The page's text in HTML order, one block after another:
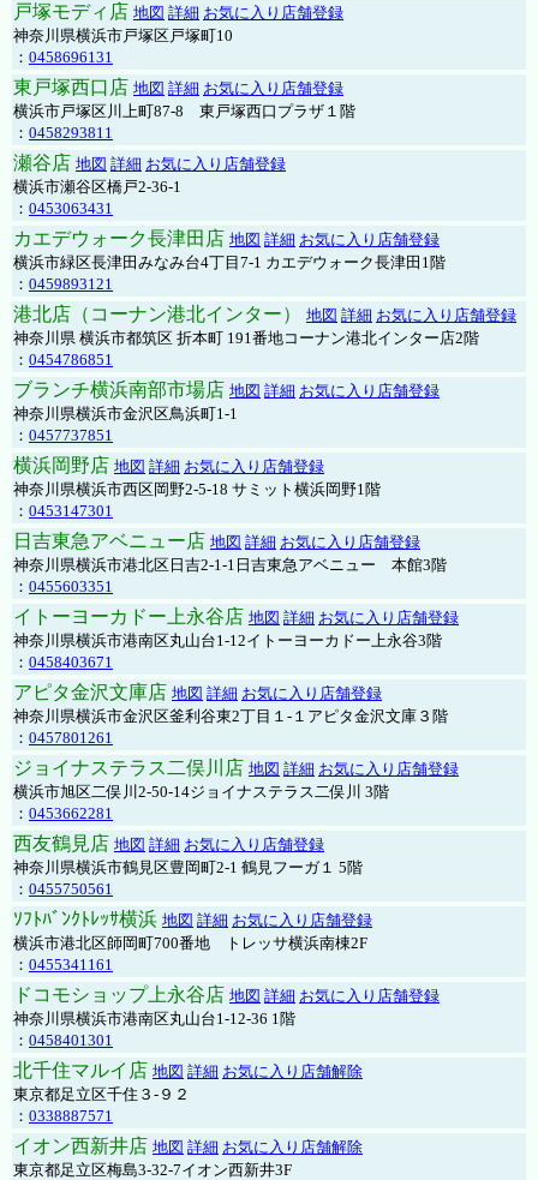
戸塚モディ店 地図 詳細 お気に入り店舗登録
神奈川県横浜市戸塚区戸塚町10
： 0458696131
東戸塚西口店 地図 詳細 お気に入り店舗登録
横浜市戸塚区川上町87-8 東戸塚西口プラザ１階
： 0458293811
瀬谷店 地図 詳細 お気に入り店舗登録
横浜市瀬谷区橋戸2-36-1
： 0453063431
カエデウォーク長津田店 地図 詳細 お気に入り店舗登録
横浜市緑区長津田みなみ台4丁目7-1 カエデウォーク長津田1階
： 0459893121
港北店（コーナン港北インター） 地図 詳細 お気に入り店舗登録
神奈川県 横浜市都筑区 折本町 191番地コーナン港北インター店2階
： 0454786851
ブランチ横浜南部市場店 地図 詳細 お気に入り店舗登録
神奈川県横浜市金沢区鳥浜町1-1
： 0457737851
横浜岡野店 地図 詳細 お気に入り店舗登録
神奈川県横浜市西区岡野2-5-18 サミット横浜岡野1階
： 0453147301
日吉東急アベニュー店 地図 詳細 お気に入り店舗登録
神奈川県横浜市港北区日吉2-1-1日吉東急アベニュー 本館3階
： 0455603351
イトーヨーカドー上永谷店 地図 詳細 お気に入り店舗登録
神奈川県横浜市港南区丸山台1-12イトーヨーカドー上永谷3階
： 0458403671
アピタ金沢文庫店 地図 詳細 お気に入り店舗登録
神奈川県横浜市金沢区釜利谷東2丁目１-１アピタ金沢文庫３階
： 0457801261
ジョイナステラス二俣川店 地図 詳細 お気に入り店舗登録
横浜市旭区二俣川2-50-14ジョイナステラス二俣川 3階
： 0453662281
西友鶴見店 地図 詳細 お気に入り店舗登録
神奈川県横浜市鶴見区豊岡町2-1 鶴見フーガ１ 5階
： 0455750561
ｿﾌﾄﾊﾞﾝｸﾄﾚｯｻ横浜 地図 詳細 お気に入り店舗登録
横浜市港北区師岡町700番地 トレッサ横浜南棟2F
： 0455341161
ドコモショップ上永谷店 地図 詳細 お気に入り店舗登録
神奈川県横浜市港南区丸山台1-12-36 1階
： 0458401301
北千住マルイ店 地図 詳細 お気に入り店舗解除
東京都足立区千住３-９２
： 0338887571
イオン西新井店 地図 詳細 お気に入り店舗解除
東京都足立区梅島3-32-7イオン西新井3F